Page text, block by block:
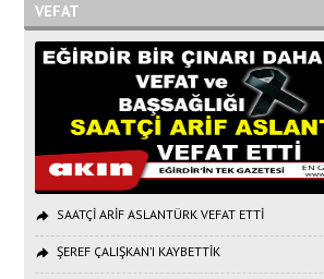
VEFAT
SAATÇİ ARİF ASLANTÜRK VEFAT ETTİ
ŞEREF ÇALIŞKAN’I KAYBETTİK